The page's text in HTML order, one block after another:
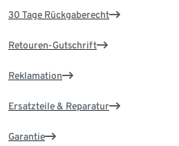
30 Tage Rückgaberecht
Retouren-Gutschrift
Reklamation
Ersatzteile & Reparatur
Garantie